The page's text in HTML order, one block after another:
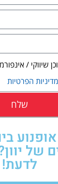
שיווקי /
מדיניות הפרטיות
שלח
של
לדעת!